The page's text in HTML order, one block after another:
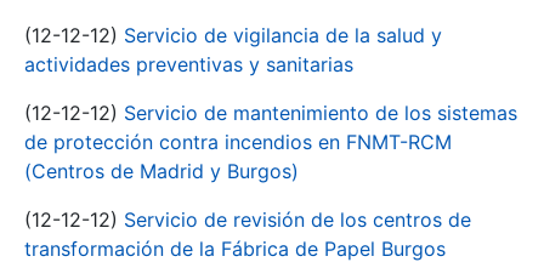
(12-12-12) Servicio de vigilancia de la salud y
actividades preventivas y sanitarias
(12-12-12) Servicio de mantenimiento de los sistemas
de protección contra incendios en FNMT-RCM
(Centros de Madrid y Burgos)
(12-12-12) Servicio de revisión de los centros de
transformación de la Fábrica de Papel Burgos